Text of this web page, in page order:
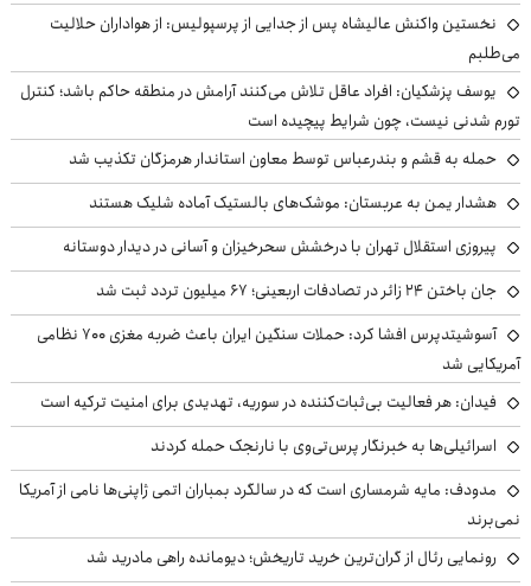
نخستین واکنش عالیشاه پس از جدایی از پرسپولیس: از هواداران حلالیت
می‌طلبم
یوسف پزشکیان: افراد عاقل تلاش می‌کنند آرامش در منطقه حاکم باشد؛ کنترل
تورم شدنی نیست، چون شرایط پیچیده است
حمله به قشم و بندرعباس توسط معاون استاندار هرمزگان تکذیب شد
هشدار یمن به عربستان: موشک‌های بالستیک آماده شلیک هستند
پیروزی استقلال تهران با درخشش سحرخیزان و آسانی در دیدار دوستانه
جان باختن ۲۴ زائر در تصادفات اربعینی؛ ۶۷ میلیون تردد ثبت شد
آسوشیتدپرس افشا کرد: حملات سنگین ایران باعث ضربه مغزی ۷۰۰ نظامی
آمریکایی شد
فیدان: هر فعالیت بی‌ثبات‌کننده در سوریه، تهدیدی برای امنیت ترکیه است
اسرائیلی‌ها به خبرنگار پرس‌تی‌وی با نارنجک حمله کردند
مدودف: مایه شرمساری است که در سالگرد بمباران اتمی ژاپنی‌ها نامی از آمریکا
نمی‌برند
رونمایی رئال از گران‌ترین خرید تاریخش؛ دیومانده راهی مادرید شد